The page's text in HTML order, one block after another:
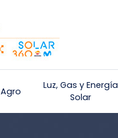
Agro
Luz, Gas y Energía
Solar